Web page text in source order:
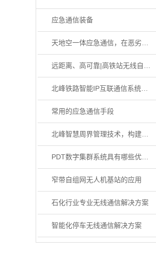
应急通信装备
北峰铁路智能IP互联通信系统整体解决方案
常用的应急通信手段
北峰智慧周界管理技术，构建多终端一体化水文监测体系
PDT数字集群系统具有哪些优势？
窄带自组网无人机基站的应用
石化行业专业无线通信解决方案
智能化停车无线通信解决方案